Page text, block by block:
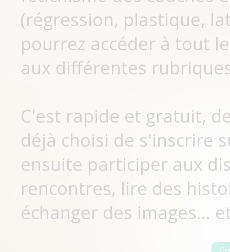
(régression, plastique,
pourrez accéder à tout
aux différentes
C'est rapide et gratuit,
déjà choisi de s'inscrire
ensuite participer aux
rencontres, lire des
échanger des images...